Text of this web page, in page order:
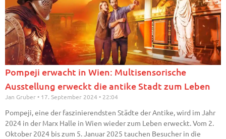
Pompeji erwacht in Wien: Multisensorische
Ausstellung erweckt die antike Stadt zum Leben
Jan Gruber 17. September 2024 22:04
Pompeji, eine der faszinierendsten Städte der Antike, wird im Jahr
2024 in der Marx Halle in Wien wieder zum Leben erweckt. Vom 2.
Oktober 2024 bis zum 5. Januar 2025 tauchen Besucher in die